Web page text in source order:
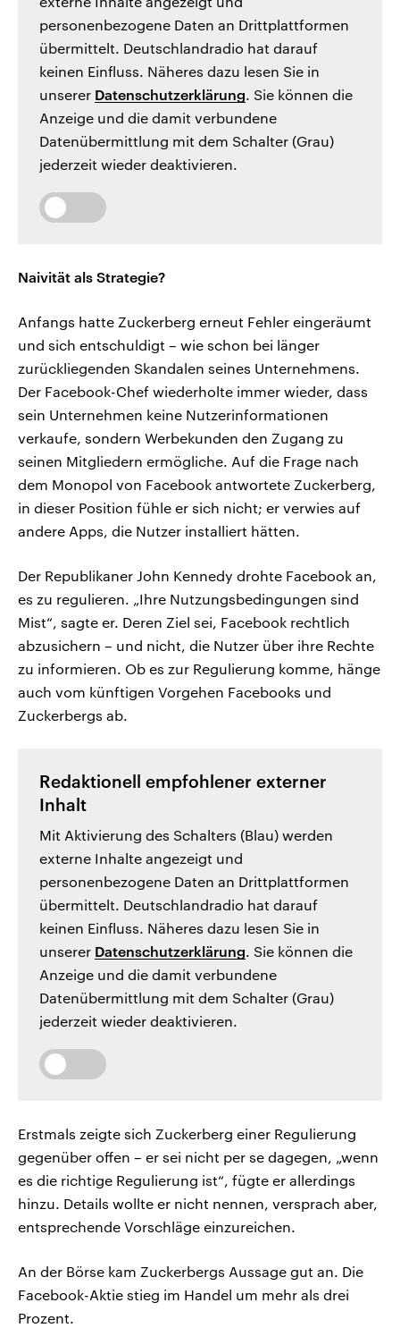
personenbezogene Daten an Drittplattformen
übermittelt. Deutschlandradio hat darauf
keinen Einfluss. Näheres dazu lesen Sie in
unserer Datenschutzerklärung. Sie können die
Anzeige und die damit verbundene
Datenübermittlung mit dem Schalter (Grau)
jederzeit wieder deaktivieren.
Naivität als Strategie?
Anfangs hatte Zuckerberg erneut Fehler eingeräumt
und sich entschuldigt – wie schon bei länger
zurückliegenden Skandalen seines Unternehmens.
Der Facebook-Chef wiederholte immer wieder, dass
sein Unternehmen keine Nutzerinformationen
verkaufe, sondern Werbekunden den Zugang zu
seinen Mitgliedern ermögliche. Auf die Frage nach
dem Monopol von Facebook antwortete Zuckerberg,
in dieser Position fühle er sich nicht; er verwies auf
andere Apps, die Nutzer installiert hätten.
Der Republikaner John Kennedy drohte Facebook an,
es zu regulieren. „Ihre Nutzungsbedingungen sind
Mist“, sagte er. Deren Ziel sei, Facebook rechtlich
abzusichern – und nicht, die Nutzer über ihre Rechte
zu informieren. Ob es zur Regulierung komme, hänge
auch vom künftigen Vorgehen Facebooks und
Zuckerbergs ab.
Redaktionell empfohlener externer
Inhalt
Mit Aktivierung des Schalters (Blau) werden
externe Inhalte angezeigt und
personenbezogene Daten an Drittplattformen
übermittelt. Deutschlandradio hat darauf
keinen Einfluss. Näheres dazu lesen Sie in
unserer Datenschutzerklärung. Sie können die
Anzeige und die damit verbundene
Datenübermittlung mit dem Schalter (Grau)
jederzeit wieder deaktivieren.
Erstmals zeigte sich Zuckerberg einer Regulierung
gegenüber offen – er sei nicht per se dagegen, „wenn
es die richtige Regulierung ist“, fügte er allerdings
hinzu. Details wollte er nicht nennen, versprach aber,
entsprechende Vorschläge einzureichen.
An der Börse kam Zuckerbergs Aussage gut an. Die
Facebook-Aktie stieg im Handel um mehr als drei
Prozent.